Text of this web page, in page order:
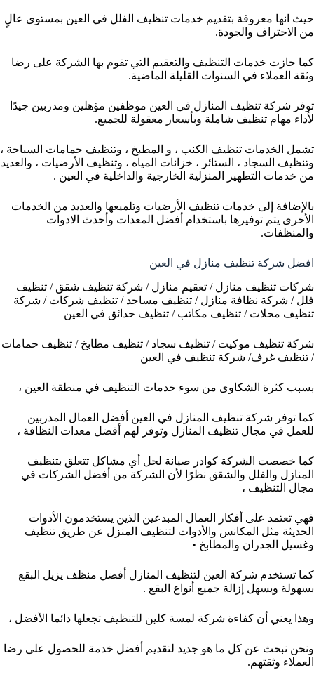
حيث انها معروفة بتقديم خدمات تنظيف الفلل في العين بمستوى عالٍ
من الاحتراف والجودة.
كما حازت خدمات التنظيف والتعقيم التي تقوم بها الشركة على رضا
وثقة العملاء في السنوات القليلة الماضية.
توفر شركة تنظيف المنازل في العين موظفين مؤهلين ومدربين جيدًا
لأداء مهام تنظيف شاملة وبأسعار معقولة للجميع.
تشمل الخدمات تنظيف الكنب ، و المطبخ ، وتنظيف حمامات السباحة ،
وتنظيف السجاد ، الستائر ، خزانات المياه ، وتنظيف الأرضيات ، والعديد
من خدمات التطهير المنزلية الخارجية والداخلية في العين .
بالإضافة إلى خدمات تنظيف الأرضيات وتلميعها والعديد من الخدمات
الأخرى يتم توفيرها باستخدام أفضل المعدات وأحدث الادوات
والمنظفات.
افضل شركة تنظيف منازل في العين
شركات تنظيف منازل / تعقيم منازل / شركة تنظيف شقق / تنظيف
فلل / شركة نظافة منازل / تنظيف مساجد / تنظيف شركات / شركة
تنظيف محلات / تنظيف مكاتب / تنظيف حدائق في العين
شركة تنظيف موكيت / تنظيف سجاد / تنظيف مطابخ / تنظيف حمامات
/ تنظيف غرف/ شركة تنظيف في العين
بسبب كثرة الشكاوى من سوء خدمات التنظيف في منطقة العين ،
كما توفر شركة تنظيف المنازل في العين أفضل العمال المدربين
للعمل في مجال تنظيف المنازل وتوفر لهم أفضل معدات النظافة ،
كما خصصت الشركة كوادر صيانة لحل أي مشاكل تتعلق بتنظيف
المنازل والفلل والشقق نظرًا لأن الشركة من أفضل الشركات في
مجال التنظيف ،
فهي تعتمد على أفكار العمال المبدعين الذين يستخدمون الأدوات
الحديثة مثل المكانس والأدوات لتنظيف المنزل عن طريق تنظيف
وغسيل الجدران والمطابخ •
كما تستخدم شركة العين لتنظيف المنازل أفضل منظف يزيل البقع
بسهولة ويسهل إزالة جميع أنواع البقع .
وهذا يعني أن كفاءة شركة لمسة كلين للتنظيف تجعلها دائما الأفضل ،
ونحن نبحث عن كل ما هو جديد لتقديم أفضل خدمة للحصول على رضا
العملاء وثقتهم.